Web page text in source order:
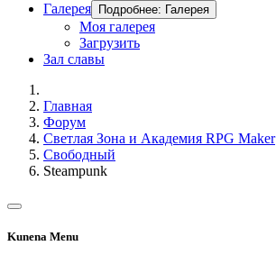
Галерея
Подробнее: Галерея
Моя галерея
Загрузить
Зал славы
Главная
Форум
Светлая Зона и Академия RPG Maker
Свободный
Steampunk
Kunena Menu